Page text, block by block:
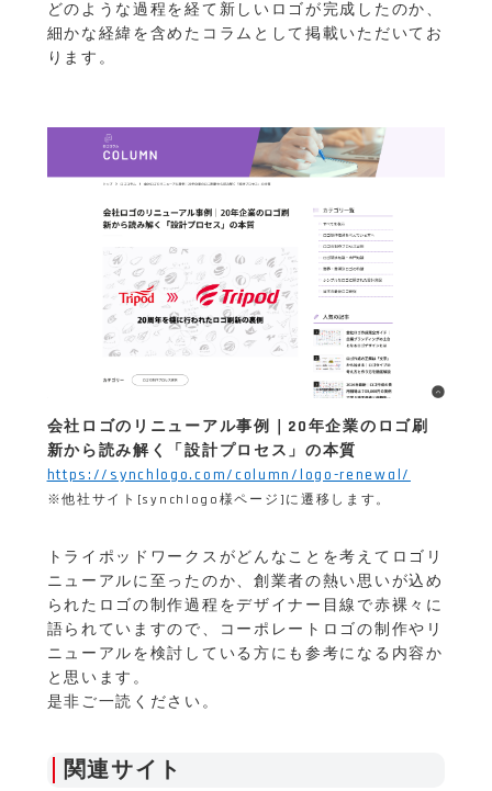
どのような過程を経て新しいロゴが完成したのか、
細かな経緯を含めたコラムとして掲載いただいてお
ります。
会社ロゴのリニューアル事例｜20年企業のロゴ刷
新から読み解く「設計プロセス」の本質
https://synchlogo.com/column/logo-renewal/
※他社サイト[synchlogo様ページ]に遷移します。
トライポッドワークスがどんなことを考えてロゴリ
ニューアルに至ったのか、創業者の熱い思いが込め
られたロゴの制作過程をデザイナー目線で赤裸々に
語られていますので、コーポレートロゴの制作やリ
ニューアルを検討している方にも参考になる内容か
と思います。
是非ご一読ください。
関連サイト